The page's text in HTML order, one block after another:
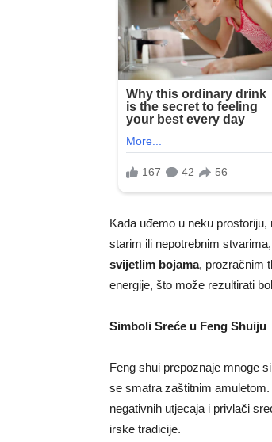
Kada uđemo u neku
starim ili nepotrebnim
svijetlim bojama, prozračnim
energije, što može rezultirati
Simboli Sreće u Feng Shuiju
Feng shui prepoznaje mnoge
se smatra zaštitnim
negativnih utjecaja i privlači
irske tradicije.